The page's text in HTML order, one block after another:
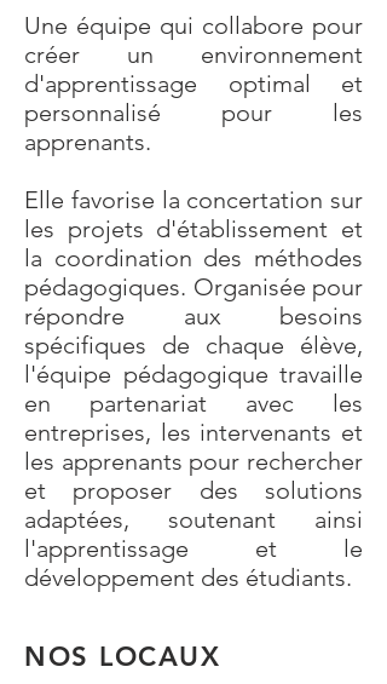
Une équipe qui collabore pour
créer un environnement
d'apprentissage optimal et
personnalisé pour les
apprenants.
Elle favorise la concertation sur
les projets d'établissement et
la coordination des méthodes
pédagogiques. Organisée pour
répondre aux besoins
spécifiques de chaque élève,
l'équipe pédagogique travaille
en partenariat avec les
entreprises, les intervenants et
les apprenants pour rechercher
et proposer des solutions
adaptées, soutenant ainsi
l'apprentissage et le
développement des étudiants.
NOS LOCAUX